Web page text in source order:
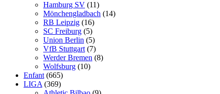
Hamburg SV (11)
Mönchengladbach (14)
RB Leipzig (16)
SC Freiburg (5)
Union Berlin (5)
VfB Stuttgart (7)
Werder Bremen (8)
Wolfsburg (10)
Enfant (665)
LIGA (369)